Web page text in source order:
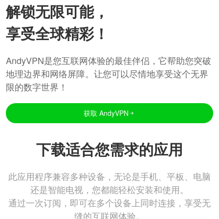
解锁无限可能，
享受全球精彩！
AndyVPN是您互联网体验的最佳伴侣，它帮助您突破
地理边界和网络屏障。让您可以尽情地享受这个无界
限的数字世界！
获取 AndyVPN
下载适合您需求的应用
此应用程序兼容多种设备，无论是手机、平板、电脑
还是智能电视，您都能轻松安装和使用。
通过一次订阅，即可在多个设备上同时连接，享受无
缝的互联网体验。